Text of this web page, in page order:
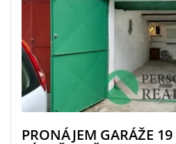
PRONÁJEM GARÁŽE 19